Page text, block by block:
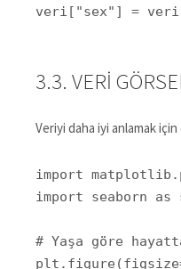
veri["sex"] =
3.3. VERI
Veriyi daha iyi anlamak
import
import seaborn as
# Yaşa göre